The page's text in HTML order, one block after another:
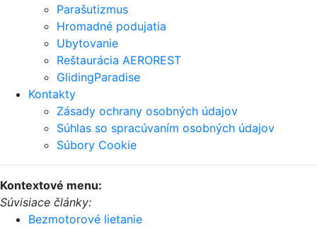
Parašutizmus
Hromadné podujatia
Ubytovanie
Reštaurácia AEROREST
GlidingParadise
Kontakty
Zásady ochrany osobných údajov
Súhlas so spracúvaním osobných údajov
Súbory Cookie
Kontextové menu:
Súvisiace články:
Bezmotorové lietanie